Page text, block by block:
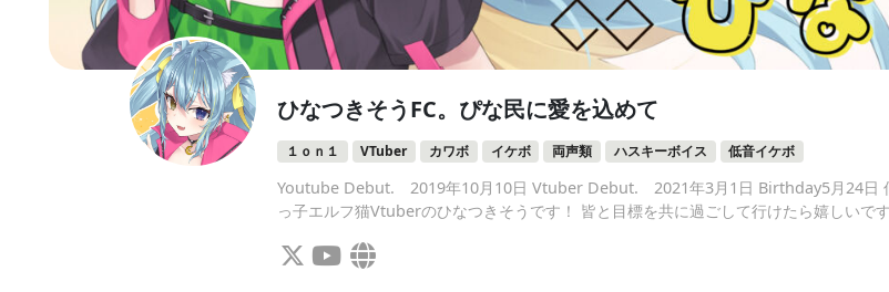
ひなつきそうFC。ぴな民に愛を込めて
１ｏｎ１ VTuber カワボ イケボ 両声類 ハスキーボイス 低音イケボ
Youtube Debut. 2019年10月10日 Vtuber Debut. 2021年3月1日 Birthday5月24日
っ子エルフ猫Vtuberのひなつきそうです！ 皆と目標を共に過ごして行けたら嬉しいです